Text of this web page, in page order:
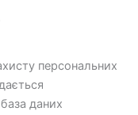
персональних
даних